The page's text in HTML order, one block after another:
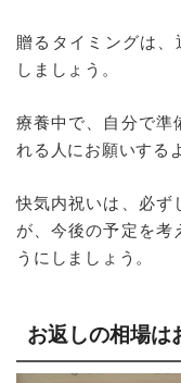
贈るタイミングは、
しましょう。
療養中で、自分で準
れる人にお願いする
快気内祝いは、必ず
が、今後の予定を考
うにしましょう。
お返しの相場は